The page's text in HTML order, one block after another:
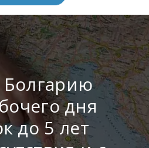
Болгарию
дня
до 5 лет